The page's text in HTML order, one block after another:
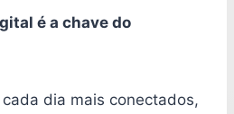
é a chave do
dia mais conectados,